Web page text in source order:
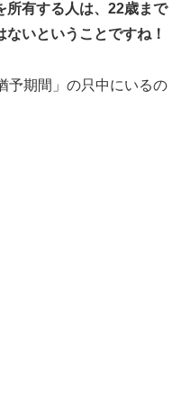
所有する人は、22歳まで
いということですね！
予期間」の只中にいるの